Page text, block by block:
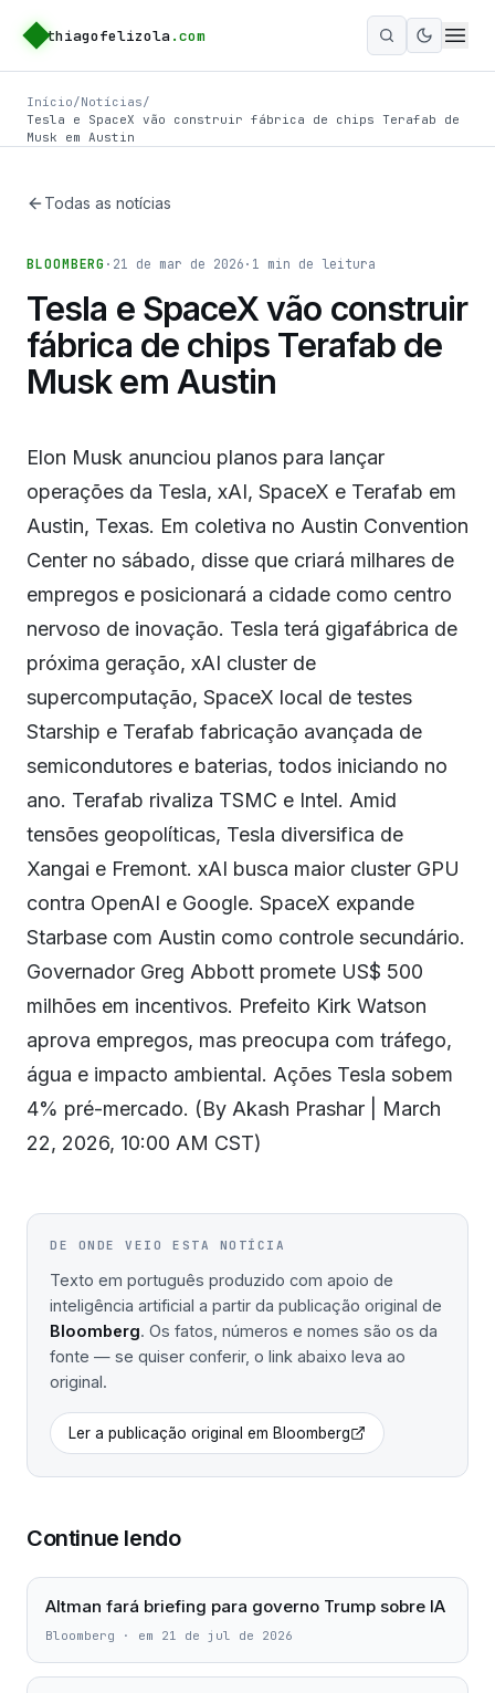
thiagofelizola .com
Ativar
Início/Notícias/
Tesla e SpaceX vão construir fábrica de chips Terafab de
Musk em Austin
Todas as notícias
BLOOMBERG · 21 de mar de 2026 · 1 min de leitura
Tesla e SpaceX vão construir
fábrica de chips Terafab de
Musk em Austin
Elon Musk anunciou planos para lançar
operações da Tesla, xAI, SpaceX e Terafab em
Austin, Texas. Em coletiva no Austin Convention
Center no sábado, disse que criará milhares de
empregos e posicionará a cidade como centro
nervoso de inovação. Tesla terá gigafábrica de
próxima geração, xAI cluster de
supercomputação, SpaceX local de testes
Starship e Terafab fabricação avançada de
semicondutores e baterias, todos iniciando no
ano. Terafab rivaliza TSMC e Intel. Amid
tensões geopolíticas, Tesla diversifica de
Xangai e Fremont. xAI busca maior cluster GPU
contra OpenAI e Google. SpaceX expande
Starbase com Austin como controle secundário.
Governador Greg Abbott promete US$ 500
milhões em incentivos. Prefeito Kirk Watson
aprova empregos, mas preocupa com tráfego,
água e impacto ambiental. Ações Tesla sobem
4% pré-mercado. (By Akash Prashar | March
22, 2026, 10:00 AM CST)
DE ONDE VEIO ESTA NOTÍCIA
Texto em português produzido com apoio de
inteligência artificial a partir da publicação original de
Bloomberg. Os fatos, números e nomes são os da
fonte — se quiser conferir, o link abaixo leva ao
original.
Ler a publicação original em Bloomberg
Continue lendo
Altman fará briefing para governo Trump sobre IA
Bloomberg · em 21 de jul de 2026